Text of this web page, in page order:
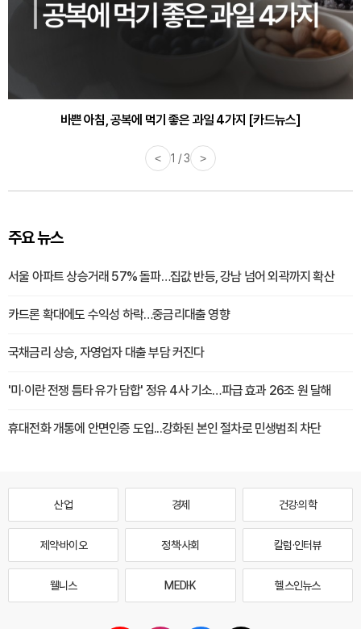
바쁜 아침, 공복에 먹기 좋은 과일 4가지 [카드뉴스]
< 1 / 3 >
주요 뉴스
서울 아파트 상승거래 57% 돌파…집값 반등, 강남 넘어 외곽까지 확산
카드론 확대에도 수익성 하락…중금리대출 영향
국채금리 상승, 자영업자 대출 부담 커진다
'미·이란 전쟁 틈타 유가 담합' 정유 4사 기소…파급 효과 26조 원 달해
휴대전화 개통에 안면인증 도입...강화된 본인 절차로 민생범죄 차단
산업 경제 건강·의학
제약·바이오 정책·사회 칼럼·인터뷰
웰니스 MEDI·K 헬스인뉴스